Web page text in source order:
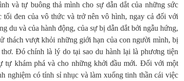
và tự buông thả mình cho sự dẫn dắt của những sức
đen của vô thức và trở nên vô hình, ngay cả đối với
du và của hành động, của sự bị dẫn dắt bởi ngẫu hứng,
thách vượt khỏi những giới hạn của con người mình, bị
Đó chính là lý do tại sao du hành lại là phương tiện
tự khám phá và cho những khởi đầu mới. Đối với một
nghiệm có tính sỉ nhục và làm xuống tinh thần cái việc